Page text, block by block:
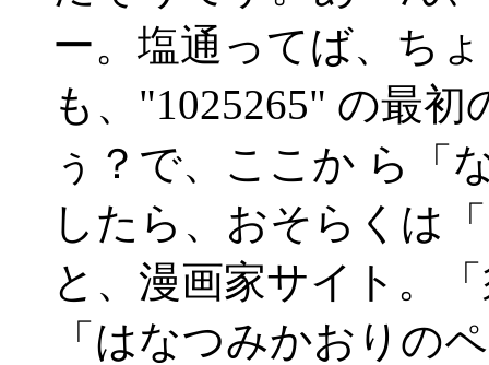
ー。塩通ってば、ち
も、"1025265" の最
ぅ？で、ここか ら「
したら、おそらくは
と、漫画家サイト。
「はなつみかおりの